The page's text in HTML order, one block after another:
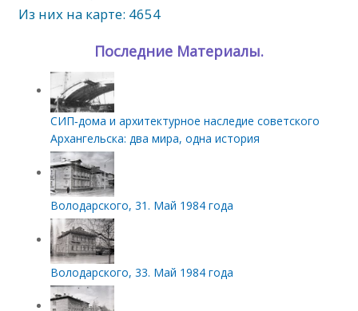
Из них на карте: 4654
Последние Материалы.
СИП‑дома и архитектурное наследие советского
Архангельска: два мира, одна история
Володарского, 31. Май 1984 года
Володарского, 33. Май 1984 года